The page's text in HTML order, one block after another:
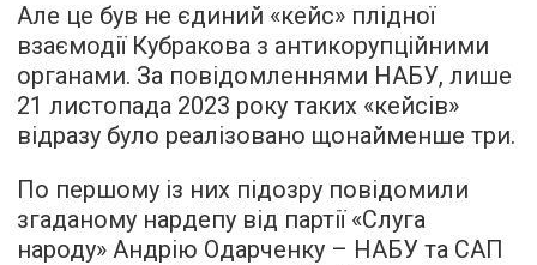
Але це був не єдиний «кейс» плідної
взаємодії Кубракова з антикорупційними
органами. За повідомленнями НАБУ, лише
21 листопада 2023 року таких «кейсів»
відразу було реалізовано щонайменше три.
По першому із них підозру повідомили
згаданому нардепу від партії «Слуга
народу» Андрію Одарченку – НАБУ та САП